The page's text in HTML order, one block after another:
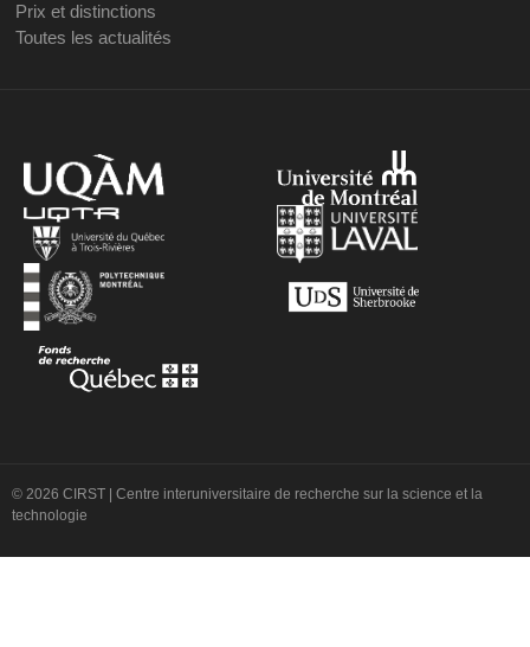
Prix et distinctions
Toutes les actualités
© 2026 CIRST | Centre interuniversitaire de recherche sur la science et la
technologie